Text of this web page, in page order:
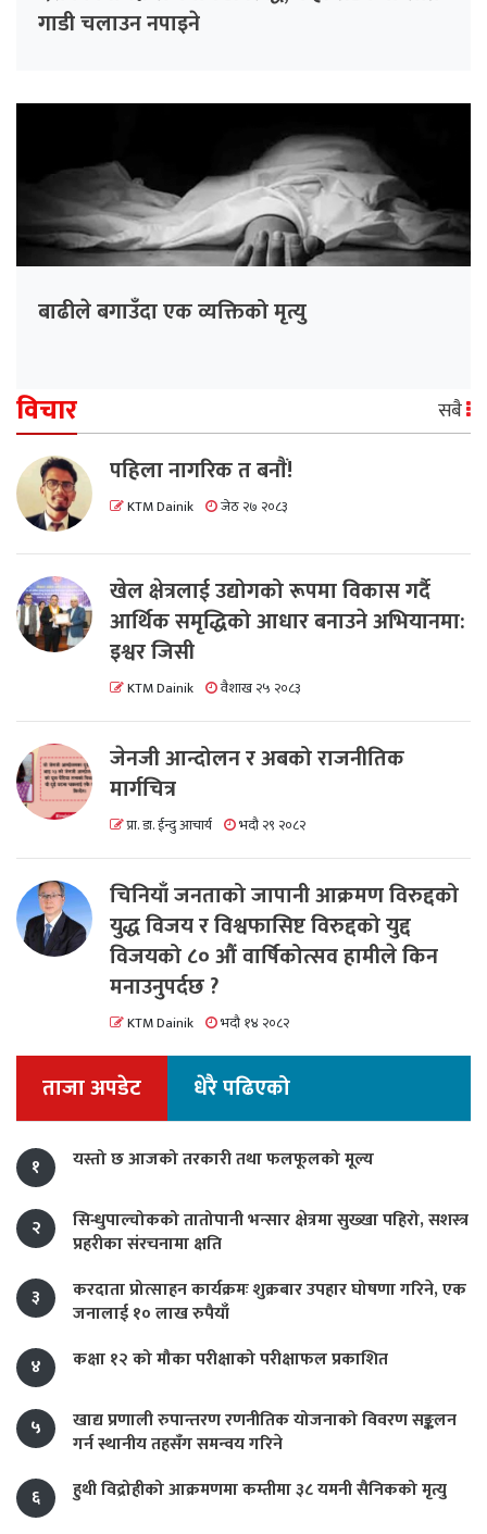
गाडी चलाउन नपाइने
बाढीले बगाउँदा एक व्यक्तिको मृत्यु
विचार सबै
पहिला नागरिक त बनाैं!
KTM Dainik जेठ २७ २०८३
खेल क्षेत्रलाई उद्योगको रूपमा विकास गर्दै
आर्थिक समृद्धिको आधार बनाउने अभियानमा:
इश्वर जिसी
KTM Dainik वैशाख २५ २०८३
जेनजी आन्दोलन र अबको राजनीतिक
मार्गचित्र
प्रा. डा. ईन्दु आचार्य भदौ २९ २०८२
चिनियाँ जनताको जापानी आक्रमण विरुद्दको
युद्ध विजय र विश्वफासिष्ट विरुद्दको युद्द
विजयको ८० औं वार्षिकोत्सव हामीले किन
मनाउनुपर्दछ ?
KTM Dainik भदौ १४ २०८२
ताजा अपडेट धेरै पढिएको
१ यस्तो छ आजको तरकारी तथा फलफूलको मूल्य
२
सिन्धुपाल्चोकको तातोपानी भन्सार क्षेत्रमा सुख्खा पहिरो, सशस्त्र
प्रहरीका संरचनामा क्षति
३
करदाता प्रोत्साहन कार्यक्रमः शुक्रबार उपहार घोषणा गरिने, एक
जनालाई १० लाख रुपैयाँ
४
कक्षा १२ को मौका परीक्षाको परीक्षाफल प्रकाशित
५
खाद्य प्रणाली रुपान्तरण रणनीतिक योजनाको विवरण सङ्कलन
गर्न स्थानीय तहसँग समन्वय गरिने
६
हुथी विद्रोहीको आक्रमणमा कम्तीमा ३८ यमनी सैनिकको मृत्यु